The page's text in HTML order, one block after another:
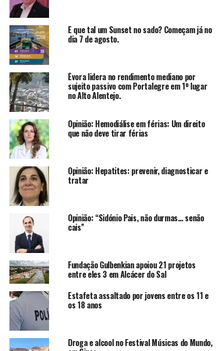
E que tal um Sunset no sado? Começam já no
dia 7 de agosto.
Évora lidera no rendimento mediano por
sujeito passivo com Portalegre em 1º lugar
no Alto Alentejo.
Opinião: Hemodiálise em férias: Um direito
que não deve tirar férias
Opinião: Hepatites: prevenir, diagnosticar e
tratar
Opinião: “Sidónio Pais, não durmas… senão
cais”
Fundação Gulbenkian apoiou 21 projetos
entre eles 3 em Alcácer do Sal
Estafeta assaltado por jovens entre os 11 e
os 18 anos
Droga e alcool no Festival Músicas do Mundo,